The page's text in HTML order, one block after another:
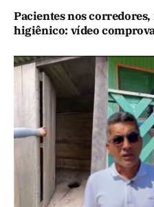
Pacientes nos corredores,
higiênico: vídeo